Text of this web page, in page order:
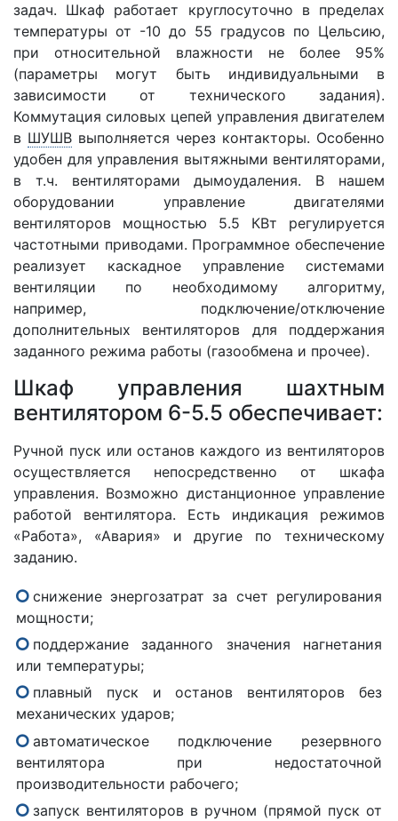
задач. Шкаф работает круглосуточно в пределах
температуры от -10 до 55 градусов по Цельсию,
при относительной влажности не более 95%
(параметры могут быть индивидуальными в
зависимости от технического задания).
Коммутация силовых цепей управления двигателем
в ШУШВ выполняется через контакторы. Особенно
удобен для управления вытяжными вентиляторами,
в т.ч. вентиляторами дымоудаления. В нашем
оборудовании управление двигателями
вентиляторов мощностью 5.5 КВт регулируется
частотными приводами. Программное обеспечение
реализует каскадное управление системами
вентиляции по необходимому алгоритму,
например, подключение/отключение
дополнительных вентиляторов для поддержания
заданного режима работы (газообмена и прочее).
Шкаф управления шахтным
вентилятором 6-5.5 обеспечивает:
Ручной пуск или останов каждого из вентиляторов
осуществляется непосредственно от шкафа
управления. Возможно дистанционное управление
работой вентилятора. Есть индикация режимов
«Работа», «Авария» и другие по техническому
заданию.
снижение энергозатрат за счет регулирования
мощности;
поддержание заданного значения нагнетания
или температуры;
плавный пуск и останов вентиляторов без
механических ударов;
автоматическое подключение резервного
вентилятора при недостаточной
производительности рабочего;
запуск вентиляторов в ручном (прямой пуск от